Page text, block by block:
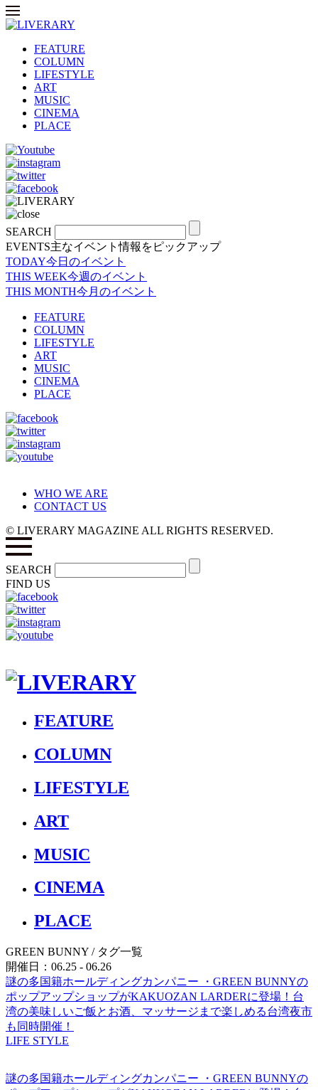
FEATURE
COLUMN
LIFESTYLE
ART
MUSIC
CINEMA
PLACE
SEARCH
EVENTS主なイベント情報をピックアップ
TODAY今日のイベント
THIS WEEK今週のイベント
THIS MONTH今月のイベント
FEATURE
COLUMN
LIFESTYLE
ART
MUSIC
CINEMA
PLACE
WHO WE ARE
CONTACT US
© LIVERARY MAGAZINE ALL RIGHTS RESERVED.
SEARCH
FIND US
FEATURE
COLUMN
LIFESTYLE
ART
MUSIC
CINEMA
PLACE
GREEN BUNNY / タグ一覧
開催日：06.25 - 06.26
謎の多国籍ホールディングカンパニー ・GREEN BUNNYの
ポップアップショップがKAKUOZAN LARDERに登場！台
湾の美味しいご飯とお酒、マッサージまで楽しめる台湾夜市
も同時開催！
LIFE STYLE
謎の多国籍ホールディングカンパニー ・GREEN BUNNYの